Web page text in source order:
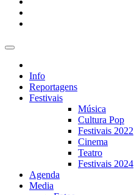
Info
Reportagens
Festivais
Música
Cultura Pop
Festivais 2022
Cinema
Teatro
Festivais 2024
Agenda
Media